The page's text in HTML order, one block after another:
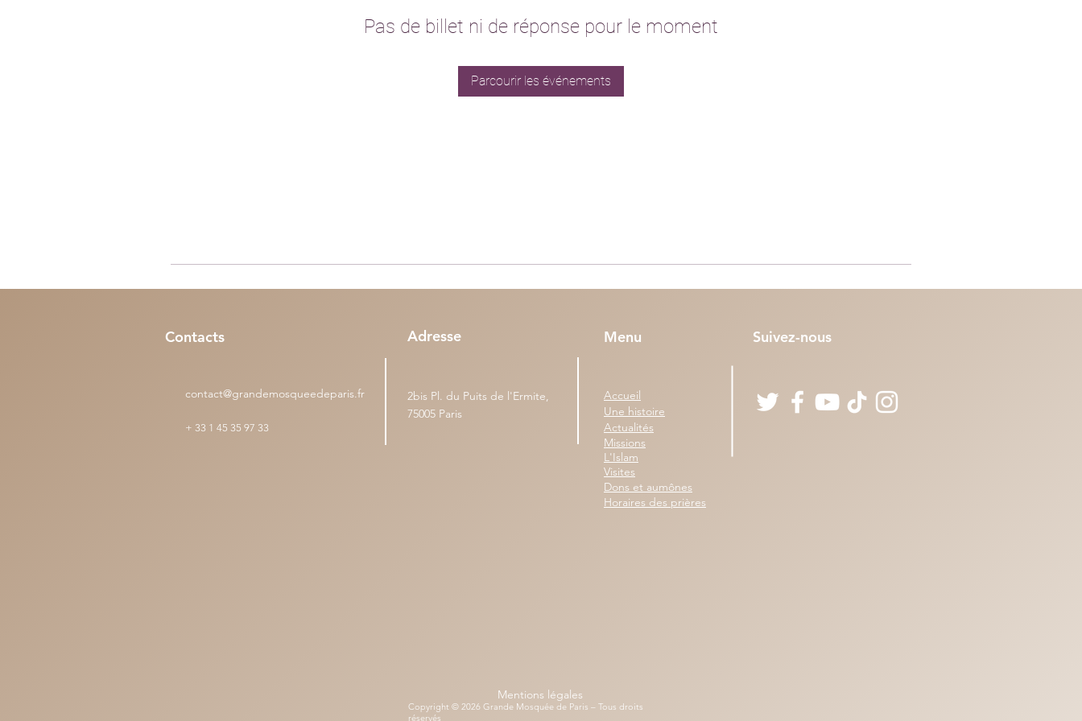
Pas de billet ni de réponse pour le moment
Parcourir les événements
Contacts Adresse Menu Suivez-nous
contact@grandemosqueedeparis.fr
+ 33 1 45 35 97 33
2bis Pl. du Puits de l'Ermite,
75005 Paris
Accueil
Une histoire
Actualités
Missions
L'Islam
Visites
Dons et aumônes
Horaires des prières
Mentions légales
Copyright © 2026 Grande Mosquée de Paris – Tous droits
réservés